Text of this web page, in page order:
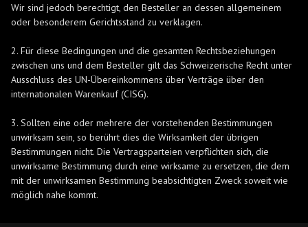
Wir sind jedoch berechtigt, den Besteller an dessen allgemeinem
oder besonderem Gerichtsstand zu verklagen.
2. Für diese Bedingungen und die gesamten Rechtsbeziehungen
zwischen uns und dem Besteller gilt das Schweizerische Recht unter
Ausschluss des UN-Übereinkommens über Verträge über den
internationalen Warenkauf (CISG).
3. Sollten eine oder mehrere der vorstehenden Bestimmungen
unwirksam sein, so berührt dies die Wirksamkeit der übrigen
Bestimmungen nicht. Die Vertragsparteien verpflichten sich, die
unwirksame Bestimmung durch eine wirksame zu ersetzen, die dem
mit der unwirksamen Bestimmung beabsichtigten Zweck soweit wie
möglich nahe kommt.